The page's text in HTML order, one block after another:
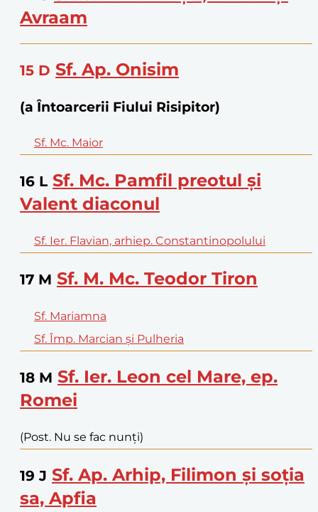
Avraam
15 D Sf. Ap. Onisim
(a Întoarcerii Fiului Risipitor)
Sf. Mc. Maior
16 L Sf. Mc. Pamfil preotul și
Valent diaconul
Sf. Ier. Flavian, arhiep. Constantinopolului
17 M Sf. M. Mc. Teodor Tiron
Sf. Mariamna
Sf. Împ. Marcian și Pulheria
18 M Sf. Ier. Leon cel Mare, ep.
Romei
(Post. Nu se fac nunți)
19 J Sf. Ap. Arhip, Filimon și soția
sa, Apfia